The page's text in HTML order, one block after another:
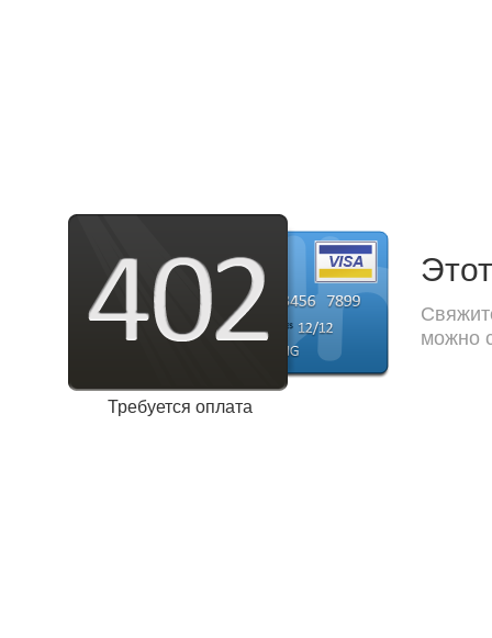
Требуется оплата
можно